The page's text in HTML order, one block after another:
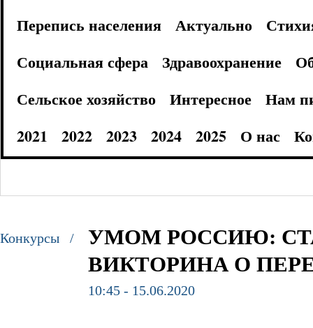
Перепись населения
Актуально
Социальная сфера
Здравоохранение
Сельское хозяйство
Интересное
Нам
2021
2022 2023 2024 2025 О нас
Конкурсы /
УМОМ РОССИЮ:
ВИКТОРИНА О
10:45 - 15.06.2020